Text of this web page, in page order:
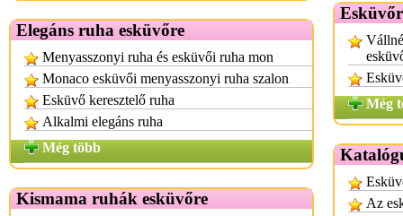
Elegáns ruha esküvőre
Menyasszonyi ruha és esküvői ruha mon
Monaco esküvői menyasszonyi ruha szalon
Esküvő keresztelő ruha
Alkalmi elegáns ruha
Még több
Kismama ruhák esküvőre
Még
Az